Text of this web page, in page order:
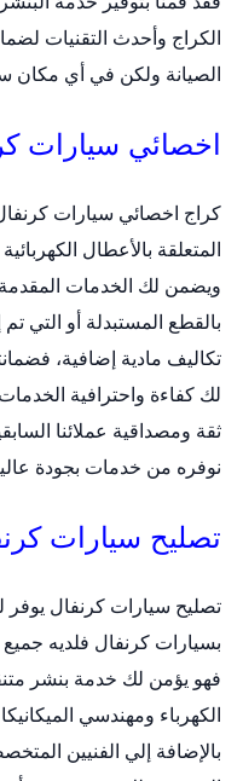
الكراج وأحدث التقنيات
الصيانة ولكن في أي مكان
اخصائي سيارات
كراج اخصائي سيارات
المتعلقة بالأعطال
ويضمن لك الخدمات
بالقطع المستبدلة أو التي
تكاليف مادية إضافية،
لك كفاءة واحترافية
ثقة ومصداقية عملائنا
نوفره من خدمات بجودة
تصليح سيارات
تصليح سيارات كرنفال يوفر
بسيارات كرنفال فلديه جميع
فهو يؤمن لك خدمة بنشر
الكهرباء ومهندسي
بالإضافة إلي الفنيين